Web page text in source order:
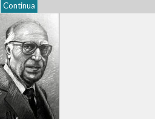
Continua